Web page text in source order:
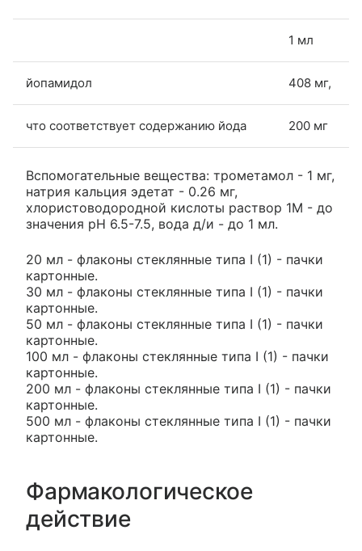
1 мл
йопамидол 408 мг,
что соответствует содержанию йод­а 200 мг
Вспомогательные вещества: трометамол - 1 мг,
натрия кальция эдетат - 0.26 мг,
хлористоводородной кислоты раствор 1М - до
значения pH 6.5-7.5, вода д/и - до 1 мл.
20 мл - флаконы стеклянные типа I (1) - пачки
картонные.
30 мл - флаконы стеклянные типа I (1) - пачки
картонные.
50 мл - флаконы стеклянные типа I (1) - пачки
картонные.
100 мл - флаконы стеклянные типа I (1) - пачки
картонные.
200 мл - флаконы стеклянные типа I (1) - пачки
картонные.
500 мл - флаконы стеклянные типа I (1) - пачки
картонные.
Фармакологическое
действие